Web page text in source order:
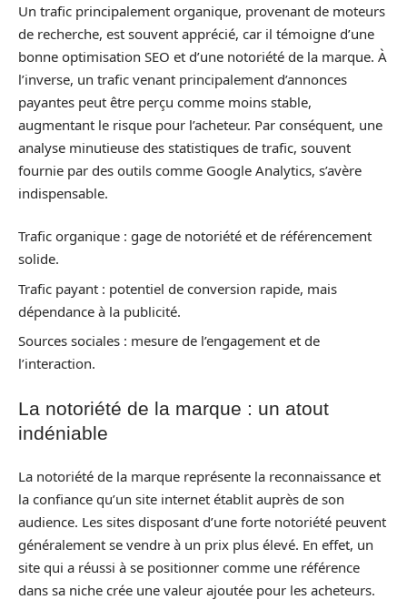
Un trafic principalement organique, provenant de moteurs
de recherche, est souvent apprécié, car il témoigne d’une
bonne optimisation SEO et d’une notoriété de la marque. À
l’inverse, un trafic venant principalement d’annonces
payantes peut être perçu comme moins stable,
augmentant le risque pour l’acheteur. Par conséquent, une
analyse minutieuse des statistiques de trafic, souvent
fournie par des outils comme Google Analytics, s’avère
indispensable.
Trafic organique : gage de notoriété et de référencement
solide.
Trafic payant : potentiel de conversion rapide, mais
dépendance à la publicité.
Sources sociales : mesure de l’engagement et de
l’interaction.
La notoriété de la marque : un atout
indéniable
La notoriété de la marque représente la reconnaissance et
la confiance qu’un site internet établit auprès de son
audience. Les sites disposant d’une forte notoriété peuvent
généralement se vendre à un prix plus élevé. En effet, un
site qui a réussi à se positionner comme une référence
dans sa niche crée une valeur ajoutée pour les acheteurs.